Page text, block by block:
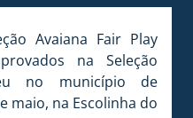
Avaiana Fair Play
na Seleção
no município de
maio, na Escolinha do